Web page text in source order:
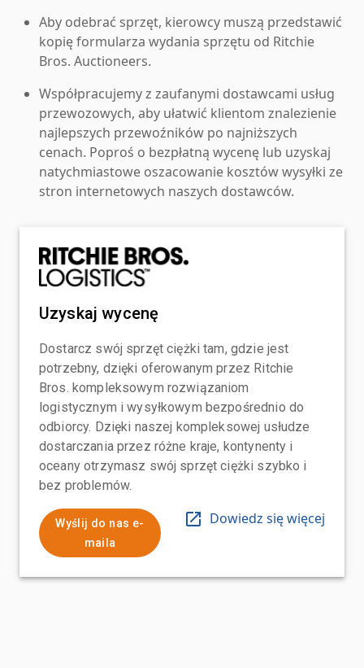
Aby odebrać sprzęt, kierowcy muszą przedstawić
kopię formularza wydania sprzętu od Ritchie
Bros. Auctioneers.
Współpracujemy z zaufanymi dostawcami usług
przewozowych, aby ułatwić klientom znalezienie
najlepszych przewoźników po najniższych
cenach. Poproś o bezpłatną wycenę lub uzyskaj
natychmiastowe oszacowanie kosztów wysyłki ze
stron internetowych naszych dostawców.
Uzyskaj wycenę
Dostarcz swój sprzęt ciężki tam, gdzie jest
potrzebny, dzięki oferowanym przez Ritchie
Bros. kompleksowym rozwiązaniom
logistycznym i wysyłkowym bezpośrednio do
odbiorcy. Dzięki naszej kompleksowej usłudze
dostarczania przez różne kraje, kontynenty i
oceany otrzymasz swój sprzęt ciężki szybko i
bez problemów.
Wyślij do nas e-
maila
Dowiedz się więcej